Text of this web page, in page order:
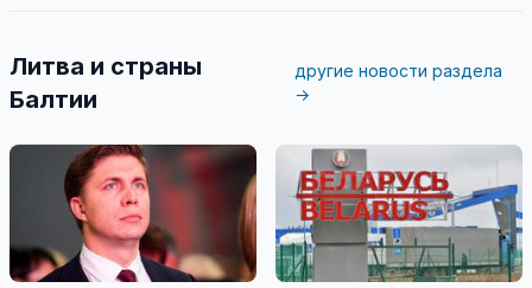
Литва и страны
Балтии
другие новости раздела
→